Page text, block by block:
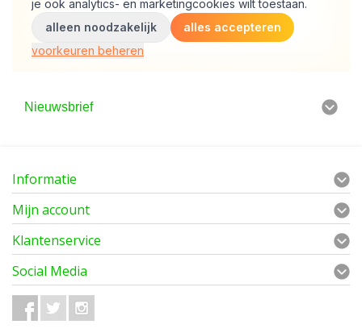
Nieuwsbrief
Informatie
Mijn account
Klantenservice
Social Media